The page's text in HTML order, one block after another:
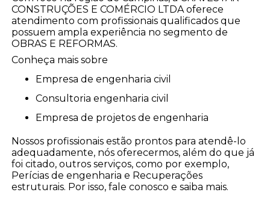
CONSTRUÇÕES E COMÉRCIO LTDA oferece
atendimento com profissionais qualificados que
possuem ampla experiência no segmento de
OBRAS E REFORMAS.
Conheça mais sobre
empresa de engenharia civil
consultoria engenharia civil
empresa de projetos de engenharia
Nossos profissionais estão prontos para atendê-lo
adequadamente, nós oferecermos, além do que já
foi citado, outros serviços, como por exemplo,
Perícias de engenharia e Recuperações
estruturais. Por isso, fale conosco e saiba mais.